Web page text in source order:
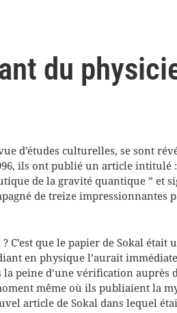
du
d’études culturelles, se sont
ils ont publié un article intitulé :
de la gravité quantique ” et
de treize impressionnantes
que le papier de Sokal était
en physique l’aurait
peine d’une vérification auprès
même où ils publiaient la
article de Sokal dans lequel